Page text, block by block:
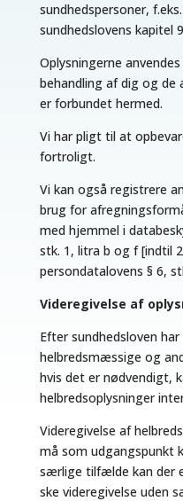
sundhedspersoner,
sundhedslovens kapitel
Oplysningerne
behandling af dig og de
er forbundet hermed.
Vi har pligt til at
fortroligt.
Vi kan også registrere
brug for
med hjemmel i
stk. 1, litra b og f [indtil
persondatalovens § 6,
Videregivelse af
Efter sundhedsloven
helbredsmæssige og
hvis det er nødvendigt,
helbredsoplysninger
Videregivelse af
må som udgangspunkt
særlige tilfælde kan der
ske videregivelse uden